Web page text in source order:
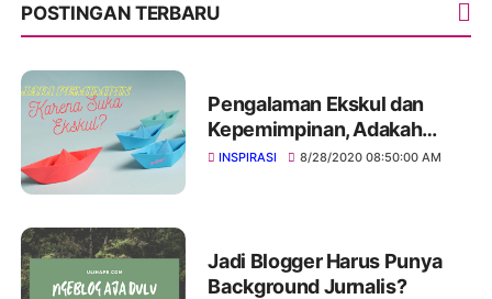
POSTINGAN TERBARU
Pengalaman Ekskul dan
Kepemimpinan, Adakah
Korelasinya?
INSPIRASI 8/28/2020 08:50:00 AM
Jadi Blogger Harus Punya
Background Jurnalis?